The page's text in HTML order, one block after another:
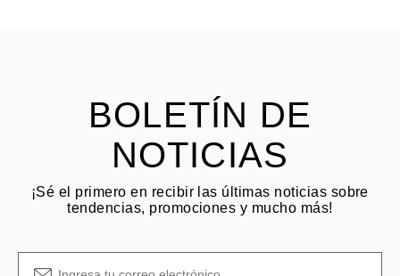
BOLETÍN DE
NOTICIAS
¡Sé el primero en recibir las últimas noticias sobre
tendencias, promociones y mucho más!